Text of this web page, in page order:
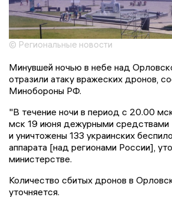
© Региональные новости
Минувшей ночью в небе над
отразили атаку вражеских дронов,
Минобороны РФ.
"В течение ночи в период с 20.00
мск 19 июня дежурными
и уничтожены 133 украинских
аппарата [над регионами России],
министерстве.
Количество сбитых дронов в
уточняется.